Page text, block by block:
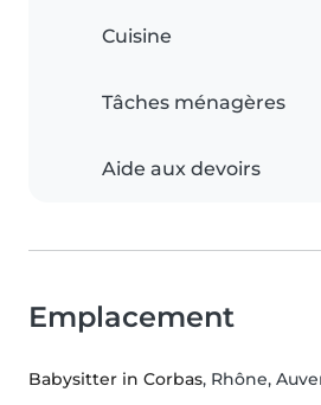
Cuisine
Tâches ménagères
Aide aux devoirs
Emplacement
Babysitter in Corbas, Rhône,